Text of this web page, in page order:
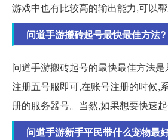
游戏中也有比较高的输出能力,可以帮
问道手游搬砖起号最快最佳方法?
问道手游搬砖起号的最快最佳方法
注册五号服即可,在账号注册的时候,
册的服务器号。当然,如果想要快速起
问道手游新手平民带什么宠物最